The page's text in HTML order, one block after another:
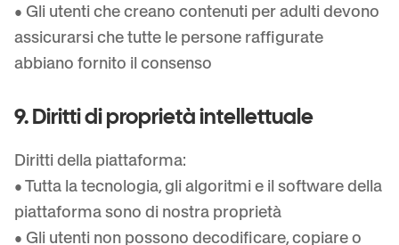
• Gli utenti che creano contenuti per adulti devono
assicurarsi che tutte le persone raffigurate
abbiano fornito il consenso
9. Diritti di proprietà intellettuale
Diritti della piattaforma:
• Tutta la tecnologia, gli algoritmi e il software della
piattaforma sono di nostra proprietà
• Gli utenti non possono decodificare, copiare o